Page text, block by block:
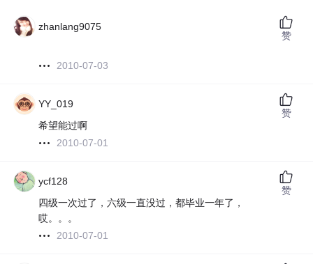
zhanlang9075
2010-07-03
赞
YY_019
希望能过啊
2010-07-01
赞
ycf128
四级一次过了，六级一直没过，都毕业一年了，
哎。。。
2010-07-01
赞